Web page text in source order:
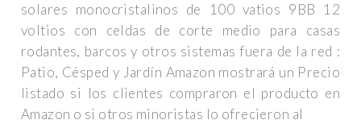
solares monocristalinos de 100 vatios 9BB 12
voltios con celdas de corte medio para casas
rodantes, barcos y otros sistemas fuera de la red :
Patio, Césped y Jardín Amazon mostrará un Precio
listado si los clientes compraron el producto en
Amazon o si otros minoristas lo ofrecieron al